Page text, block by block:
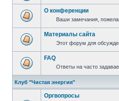
О конференции
Ваши замечания,
Материалы сайта
Этот форум для
FAQ
Ответы на часто
Клуб "Чистая энергия"
Оргвопросы